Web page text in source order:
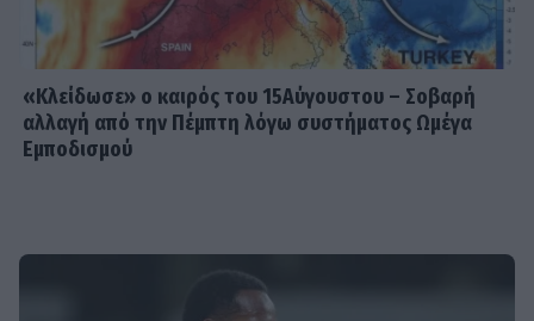
«Κλείδωσε» ο καιρός του 15Αύγουστου – Σοβαρή
αλλαγή από την Πέμπτη λόγω συστήματος Ωμέγα
Εμποδισμού